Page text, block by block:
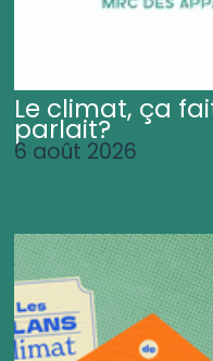
Le climat, ça
parlait?
6 août 2026